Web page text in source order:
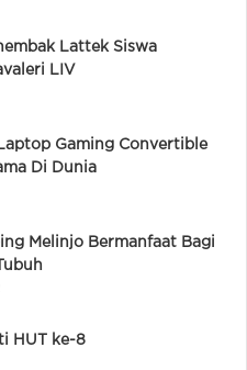
Lattek Siswa
LIV
Gaming Convertible
Di Dunia
Melinjo Bermanfaat Bagi
HUT ke-8